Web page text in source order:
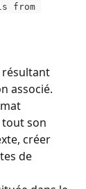
from
résultant
associé.
son
créer
de